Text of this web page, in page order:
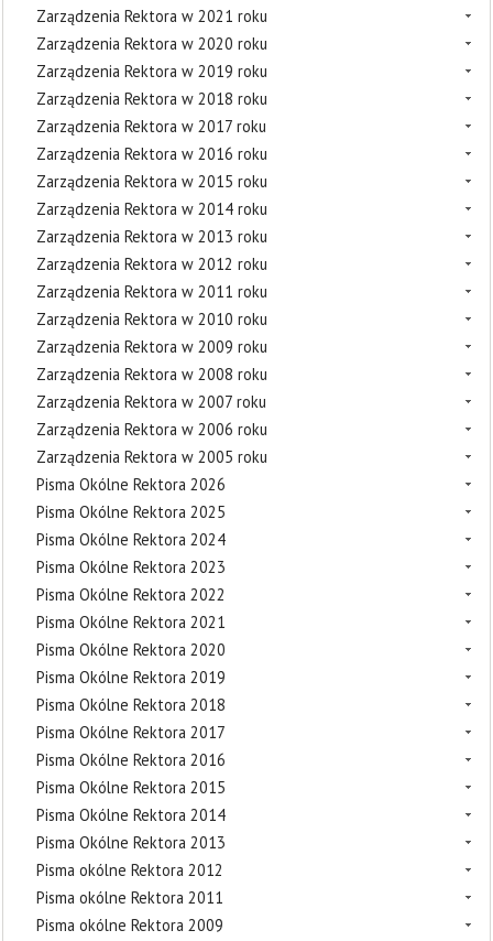
Zarządzenia Rektora w 2021 roku
Zarządzenia Rektora w 2020 roku
Zarządzenia Rektora w 2019 roku
Zarządzenia Rektora w 2018 roku
Zarządzenia Rektora w 2017 roku
Zarządzenia Rektora w 2016 roku
Zarządzenia Rektora w 2015 roku
Zarządzenia Rektora w 2014 roku
Zarządzenia Rektora w 2013 roku
Zarządzenia Rektora w 2012 roku
Zarządzenia Rektora w 2011 roku
Zarządzenia Rektora w 2010 roku
Zarządzenia Rektora w 2009 roku
Zarządzenia Rektora w 2008 roku
Zarządzenia Rektora w 2007 roku
Zarządzenia Rektora w 2006 roku
Zarządzenia Rektora w 2005 roku
Pisma Okólne Rektora 2026
Pisma Okólne Rektora 2025
Pisma Okólne Rektora 2024
Pisma Okólne Rektora 2023
Pisma Okólne Rektora 2022
Pisma Okólne Rektora 2021
Pisma Okólne Rektora 2020
Pisma Okólne Rektora 2019
Pisma Okólne Rektora 2018
Pisma Okólne Rektora 2017
Pisma Okólne Rektora 2016
Pisma Okólne Rektora 2015
Pisma Okólne Rektora 2014
Pisma Okólne Rektora 2013
Pisma okólne Rektora 2012
Pisma okólne Rektora 2011
Pisma okólne Rektora 2009